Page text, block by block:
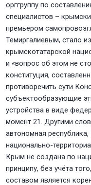
орггруппу по
специалистов –
премьером
Темиргалиевым, стало
крымскотатарской
и «вопрос об этом не
конституция,
противоречить сути
субъектообразующие
устройства в виде
момент 21. Другими
автономная
национально-
Крым не создана по
принципу, без учёта
составом является